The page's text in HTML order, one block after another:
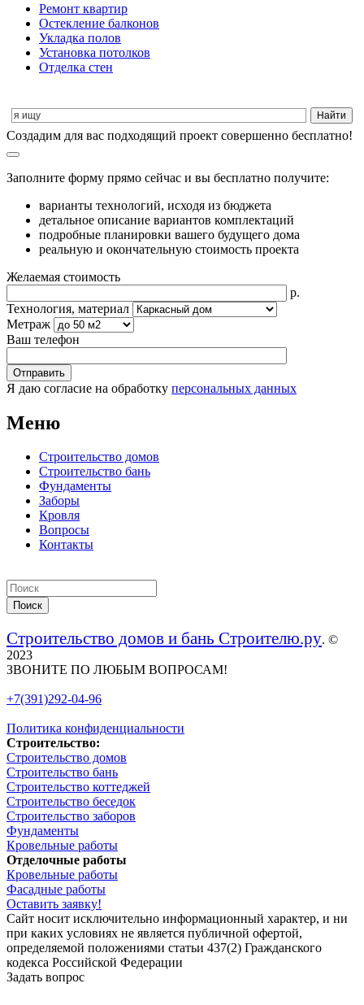
Ремонт квартир
Остекление балконов
Укладка полов
Установка потолков
Отделка стен
Cоздадим для вас подходящий проект совершенно бесплатно!
Заполните форму прямо сейчас и вы бесплатно получите:
варианты технологий, исходя из бюджета
детальное описание вариантов комплектаций
подробные планировки вашего будущего дома
реальную и окончательную стоимость проекта
Желаемая стоимость
р.
Технология, материал
Метраж
Ваш телефон
Я даю согласие на обработку персональных данных
Меню
Строительство домов
Строительство бань
Фундаменты
Заборы
Кровля
Вопросы
Контакты
Строительство домов и бань Строителю.ру. ©
2023
ЗВОНИТЕ ПО ЛЮБЫМ ВОПРОСАМ!
+7(391)292-04-96
Политика конфиденциальности
Строительство:
Строительство домов
Строительство бань
Строительство коттеджей
Строительство беседок
Строительство заборов
Фундаменты
Кровельные работы
Отделочные работы
Кровельные работы
Фасадные работы
Оставить заявку!
Сайт носит исключительно информационный характер, и ни
при каких условиях не является публичной офертой,
определяемой положениями статьи 437(2) Гражданского
кодекса Российской Федерации
Задать вопрос